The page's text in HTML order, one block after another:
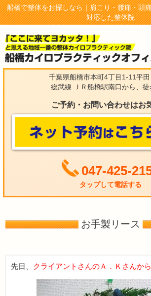
船橋で整体をお探しなら｜肩こり・腰痛・頭
対応した整体院
千葉県船橋市本町4丁目1-11平
総武線 ＪＲ船橋駅南口から、
ご予約・お問い合わせはお
047-425-
タップして電話する
お手製リース
先日、 クライアントさんのＡ．Ｋさんから